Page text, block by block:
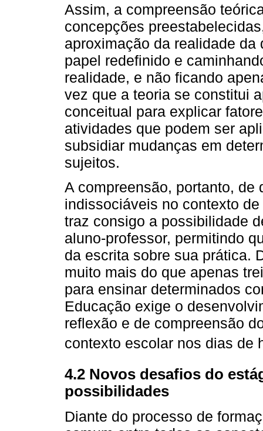
Assim, a compreensão
concepções
aproximação da realidade
papel redefinido e
realidade, e não ficando
vez que a teoria se constitui
conceitual para explicar
atividades que podem ser
subsidiar mudanças em
sujeitos.
A compreensão, portanto, de
indissociáveis no contexto
traz consigo a possibilidade
aluno-professor, permitindo
da escrita sobre sua prática.
muito mais do que apenas
para ensinar determinados
Educação exige o
reflexão e de compreensão
contexto escolar nos dias de
4.2 Novos desafios do
possibilidades
Diante do processo de